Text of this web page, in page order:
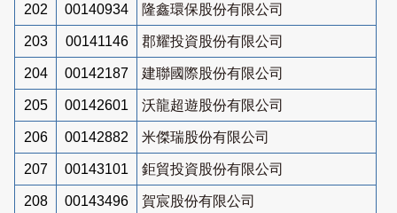
202 00140934 隆鑫環保股份有限公司
203 00141146 郡耀投資股份有限公司
204 00142187 建聯國際股份有限公司
205 00142601 沃龍超遊股份有限公司
206 00142882 米傑瑞股份有限公司
207 00143101 鉅貿投資股份有限公司
208 00143496 賀宸股份有限公司